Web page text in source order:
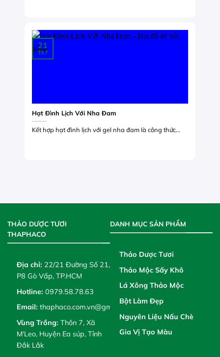
Hạt Đình Lịch Với Nha Đam
Kết hợp hạt đình lịch với gel nha đam là công thức...
21
Th7
THẢO DƯỢC TƯƠI
THAPHACO
Địa chỉ: 22/21 Đường Số 21,
P8 Gò Vấp, TP.HCM
Hotline: 0979.58.78.63
Email: thaphaco.com.vn@gmail.com
Vùng Trồng: Thôn 7, Xã
M'Leo, Huyện Ea súp, Tỉnh
Đắk Lắk
DANH MỤC SẢN PHẨM
Thảo Dược Tươi
Thảo Mộc Sấy Khô
Lá Xông Thảo Mộc
Bột Làm Đẹp
Nguyên Liệu Nấu Chè
Gia Vị Tạo Màu